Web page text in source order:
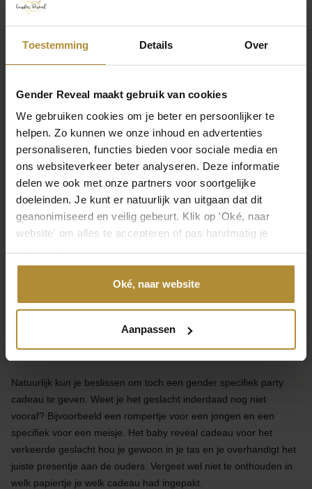
Toestemming Details Over
Gender Reveal maakt gebruik van cookies
We gebruiken cookies om je beter en persoonlijker te
helpen. Zo kunnen we onze inhoud en advertenties
personaliseren, functies bieden voor sociale media en
ons websiteverkeer beter analyseren. Deze informatie
delen we ook met onze partners voor soortgelijke
doeleinden. Je kunt er natuurlijk van uitgaan dat dit
geanonimiseerd en veilig gebeurt. Klik op 'Oké, naar
website' om alles te accepteren of pas handmatig je
Oké, naar website
Aanpassen
Kleine jongetjes en meisjes houden allebei van knuffels.
Daarin is genoeg te vinden met een niet geslacht
gerelateerd karakter.
Een baby reveal cadeau met een educatief karakter zoals een
Hot item
Gender Reveal Pop Inside
Gender Reveal Pick en Mix
Ballon
Wil je toch een gender specifieke cadeau geven?
Natuurlijk kun je beslissen om toch een gender specifiek party
cadeau te geven. Weet je het geslacht inderdaad nog niet
vooraf? Bijvoorbeeld een rompertje voor een jongen en een
specifiek voor een meisje. Het baby reveal cadeau voor het
verkeerde geslacht hou je gewoon in je tas en je overhandigt het
juiste presentje aan de ouders. Vergeet wel niet te onthouden in
welk papiertje je welk cadeau had ingepakt.